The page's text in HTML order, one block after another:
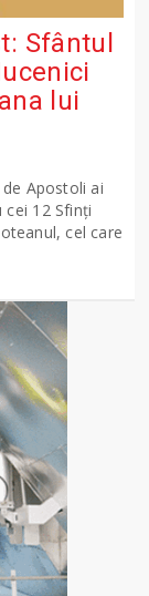
Sfântul
lui
Apostoli ai
12 Sfinţi
cel care